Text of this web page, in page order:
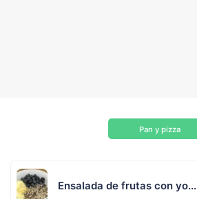
Pan y pizza
Ensalada de frutas con yo...